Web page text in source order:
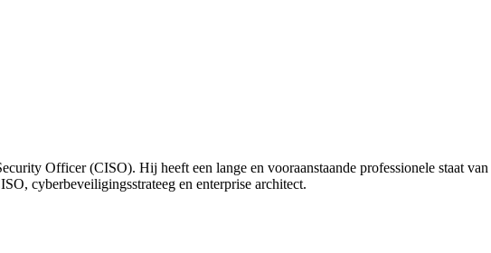
Officer (CISO). Hij heeft een lange en vooraanstaande professionele staat
cyberbeveiligingsstrateeg en enterprise architect.